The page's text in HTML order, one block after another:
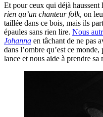
Et pour ceux qui déjà haussent
rien qu’un chanteur folk, on
taillée dans ce bois, mais ils
épaules sans rien lire. Nous
Johanna en tâchant de ne pas
dans l’ombre qu’est ce
lance et nous aide à prendre sa